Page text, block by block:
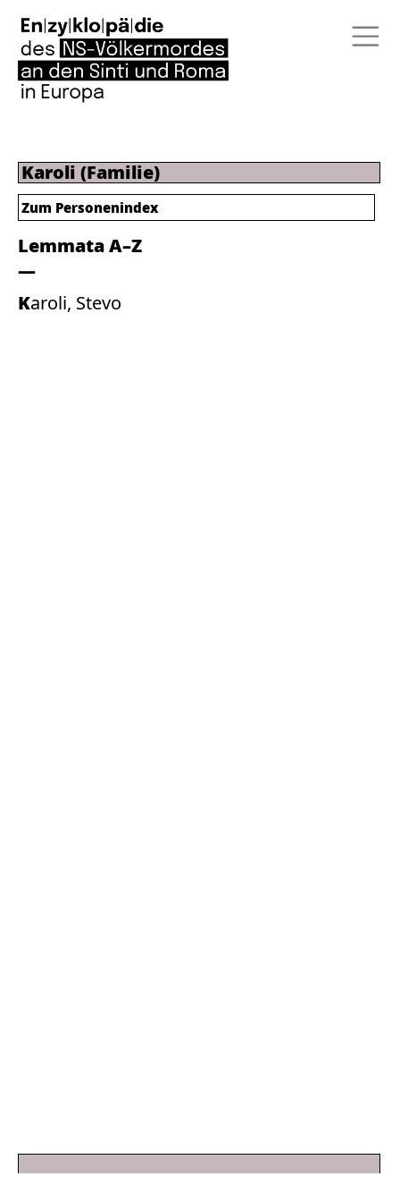
Karoli (Familie)
Lemmata A–Z
Karoli, Stevo
Zum Personenindex